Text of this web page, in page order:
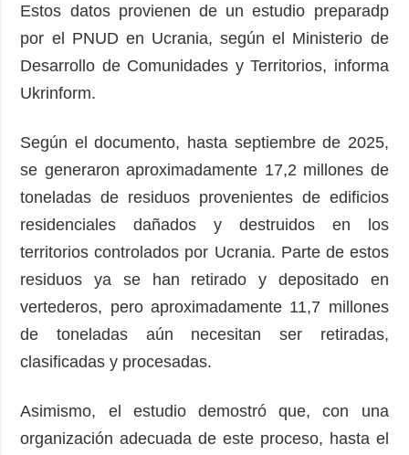
Estos datos provienen de un estudio preparadp
por el PNUD en Ucrania, según el Ministerio de
Desarrollo de Comunidades y Territorios, informa
Ukrinform.
Según el documento, hasta septiembre de 2025,
se generaron aproximadamente 17,2 millones de
toneladas de residuos provenientes de edificios
residenciales dañados y destruidos en los
territorios controlados por Ucrania. Parte de estos
residuos ya se han retirado y depositado en
vertederos, pero aproximadamente 11,7 millones
de toneladas aún necesitan ser retiradas,
clasificadas y procesadas.
Asimismo, el estudio demostró que, con una
organización adecuada de este proceso, hasta el